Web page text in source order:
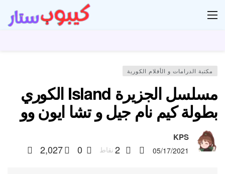
مكتبة الدرامات و الأفلام الكورية
مسلسل الجزيرة Island الكوري
بطولة كيم نام جيل و تشا ايون وو
KPS
05/17/2021
2 نقاط 0
2,027